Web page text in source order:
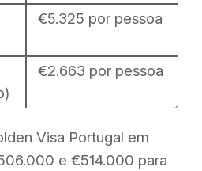
€5.325 por pessoa
€2.663 por pessoa
Visa Portugal em
e €514.000 para